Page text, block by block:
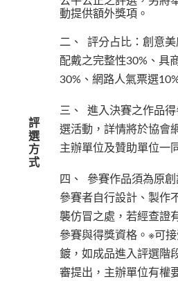
評
選
方
式
動提供額外獎項。
二、 評分占比：創意
配戴之完整性30%、具
30%、網路人氣票選
三、 進入決賽之作品
選活動，詳情將於協會
主辦單位及贊助單位一
四、 參賽作品須為原
參賽者自行設計、製作
襲仿冒之處，若經查證
參賽與得獎資格。※可
鍍，如成品進入評選階
審提出，主辦單位有權